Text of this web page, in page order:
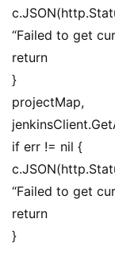
“Failed to get
return
}
if err != nil {
“Failed to get
return
}